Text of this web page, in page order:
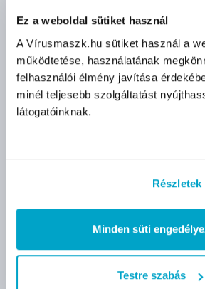
Ez a weboldal sütiket használ
A Vírusmaszk.hu sütiket használ a
működtetése, használatának
felhasználói élmény javítása
minél teljesebb szolgáltatást
látogatóinknak.
Részletek
Minden süti
Testre szabás
nettó
1 800 Ft
(18 Ft/db)
Méret:
L XL
nettó
3
(32